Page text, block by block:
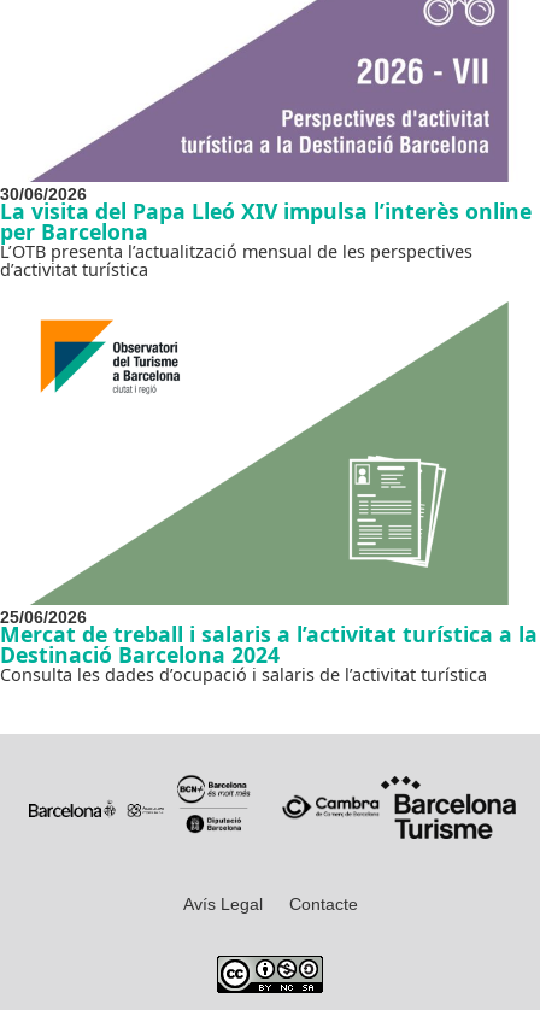
30/06/2026
La visita del Papa Lleó XIV impulsa l’interès online
per Barcelona
L’OTB presenta l’actualització mensual de les perspectives
d’activitat turística
25/06/2026
Mercat de treball i salaris a l’activitat turística a la
Destinació Barcelona 2024
Consulta les dades d’ocupació i salaris de l’activitat turística
Avís Legal Contacte